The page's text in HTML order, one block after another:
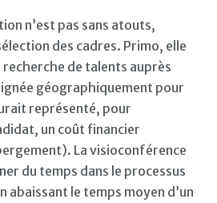
n’est pas sans atouts,
des cadres. Primo, elle
de talents auprès
géographiquement pour
représenté, pour
un coût financier
La visioconférence
du temps dans le processus
abaissant le temps moyen d’un